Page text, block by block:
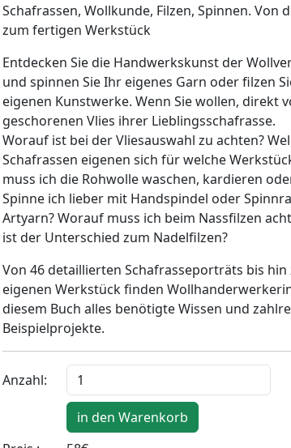
Schafrassen, Wollkunde, Filzen, Spinnen. Von
zum fertigen Werkstück
Entdecken Sie die Handwerkskunst der
und spinnen Sie Ihr eigenes Garn oder filzen
eigenen Kunstwerke. Wenn Sie wollen, direkt
geschorenen Vlies ihrer Lieblingsschafrasse.
Worauf ist bei der Vliesauswahl zu achten?
Schafrassen eigenen sich für welche
muss ich die Rohwolle waschen, kardieren
Spinne ich lieber mit Handspindel oder
Artyarn? Worauf muss ich beim Nassfilzen
ist der Unterschied zum Nadelfilzen?
Von 46 detaillierten Schafrasseporträts bis hin
eigenen Werkstück finden
diesem Buch alles benötigte Wissen und
Beispielprojekte.
Anzahl: